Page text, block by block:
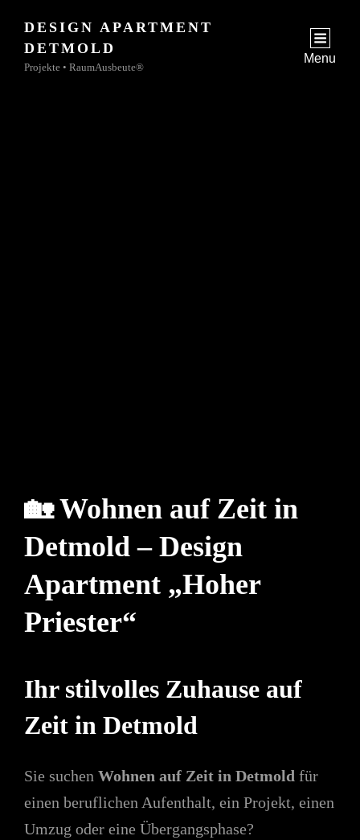
jetzt
DESIGN APARTMENT
DETMOLD
Projekte • RaumAusbeute®
Menu
🏡 Wohnen auf Zeit in
Detmold – Design
Apartment „Hoher
Priester“
Ihr stilvolles Zuhause auf
Zeit in Detmold
Sie suchen Wohnen auf Zeit in Detmold für
einen beruflichen Aufenthalt, ein Projekt, einen
Umzug oder eine Übergangsphase?